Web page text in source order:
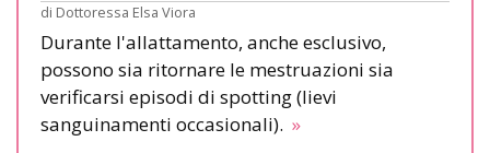
di Dottoressa Elsa Viora
Durante l'allattamento, anche esclusivo,
possono sia ritornare le mestruazioni sia
verificarsi episodi di spotting (lievi
sanguinamenti occasionali). »